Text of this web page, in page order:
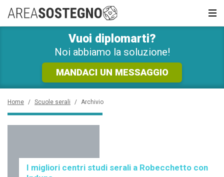
Recupero anni
Scuola privata
Scuole inglese
CERCA
RICHIEDI SUBITO
INFORMAZIONI GRATUITE!
Sarai ricontattato al più presto
Vuoi diplomarti?
Noi abbiamo la soluzione!
MANDACI UN MESSAGGIO
Home / Scuole serali / Archivio
I migliori centri studi serali a Robecchetto con